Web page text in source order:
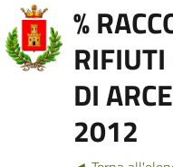
%
DI
2012